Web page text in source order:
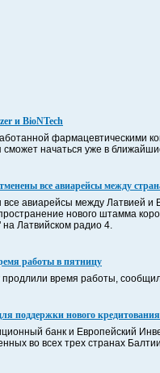
и BioNTech
фармацевтическими
начаться уже в
все авиарейсы между
авиарейсы между Латвией
нового штамма
Латвийском радио 4.
работы в пятницу
время работы,
поддержки нового
банк и Европейский
во всех трех странах